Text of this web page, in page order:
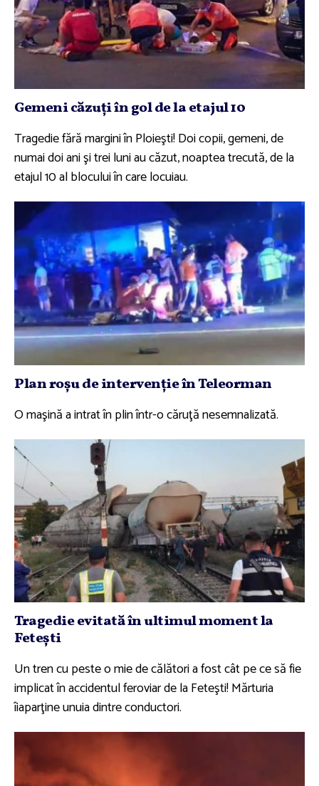
Gemeni căzuţi în gol de la etajul 10
Tragedie fără margini în Ploieşti! Doi copii, gemeni, de
numai doi ani şi trei luni au căzut, noaptea trecută, de la
etajul 10 al blocului în care locuiau.
Plan roşu de intervenţie în Teleorman
O maşină a intrat în plin într-o căruţă nesemnalizată.
Tragedie evitată în ultimul moment la
Feteşti
Un tren cu peste o mie de călători a fost cât pe ce să fie
implicat în accidentul feroviar de la Feteşti! Mărturia
îiaparţine unuia dintre conductori.